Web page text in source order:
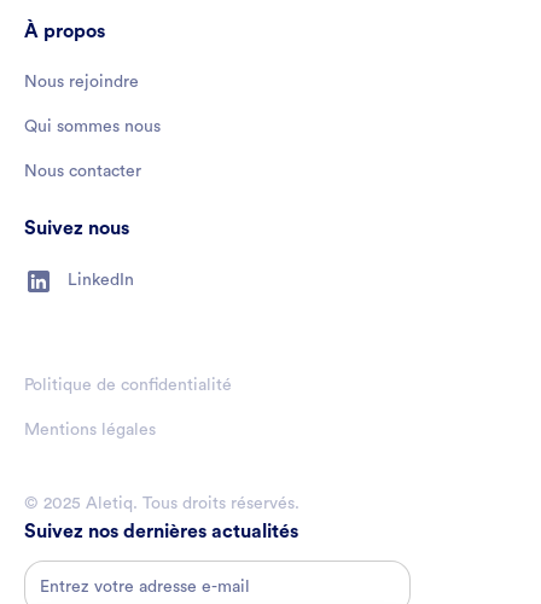
À propos
Nous rejoindre
Qui sommes nous
Nous contacter
Suivez nous
LinkedIn
Suivez nos dernières actualités
Politique de confidentialité
Mentions légales
© 2025 Aletiq. Tous droits réservés.